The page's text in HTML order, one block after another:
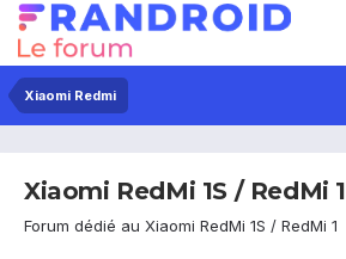
Xiaomi Redmi
Xiaomi RedMi 1S / RedMi 1
Forum dédié au Xiaomi RedMi 1S / RedMi 1